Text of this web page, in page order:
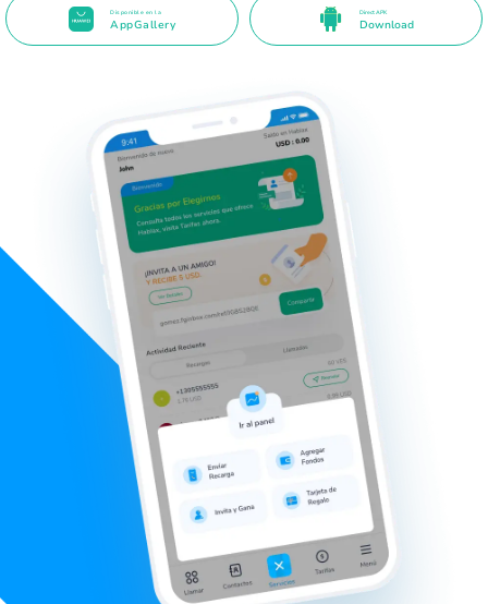
Disponible en la
AppGallery
Direct APK
Download